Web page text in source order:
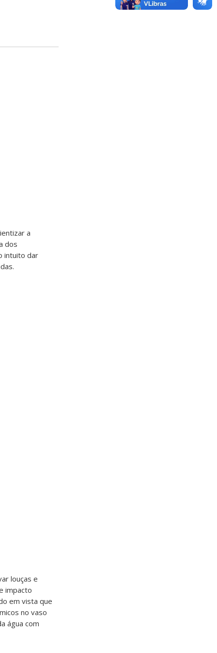
a
dos
intuito dar
louças e
impacto
em vista que
no vaso
água com